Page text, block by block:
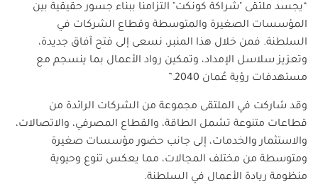
“يجسد ملتقى "شراكة كونكت" التزامنا ببناء جسور حقيقية بين
المؤسسات الصغيرة والمتوسطة وقطاع الشركات في
السلطنة. فمن خلال هذا المنبر، نسعى إلى فتح آفاق جديدة،
وتعزيز سلاسل الإمداد، وتمكين رواد الأعمال بما ينسجم مع
مستهدفات رؤية عُمان 2040
.”
وقد شاركت في الملتقى مجموعة من الشركات الرائدة من
قطاعات متنوعة تشمل الطاقة، والقطاع المصرفي، والاتصالات،
والاستثمار والخدمات، إلى جانب حضور مؤسسات صغيرة
ومتوسطة من مختلف المجالات، مما يعكس تنوع وحيوية
منظومة ريادة الأعمال في السلطنة.